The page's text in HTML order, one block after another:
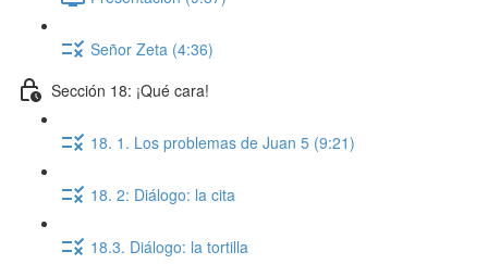
Señor Zeta (4:36)
Sección 18: ¡Qué cara!
18. 1. Los problemas de Juan 5 (9:21)
18. 2: Diálogo: la cita
18.3. Diálogo: la tortilla